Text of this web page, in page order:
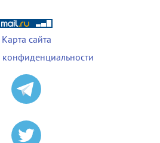
Карта сайта
конфиденциальности